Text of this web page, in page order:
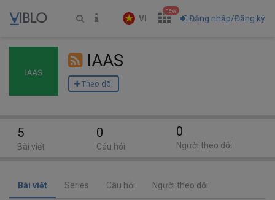
VI
new
Đăng nhập/Đăng ký
IAAS
Theo dõi
Bài viết Series Câu hỏi Người theo dõi
5
Bài viết
0
Câu hỏi
0
Người theo dõi